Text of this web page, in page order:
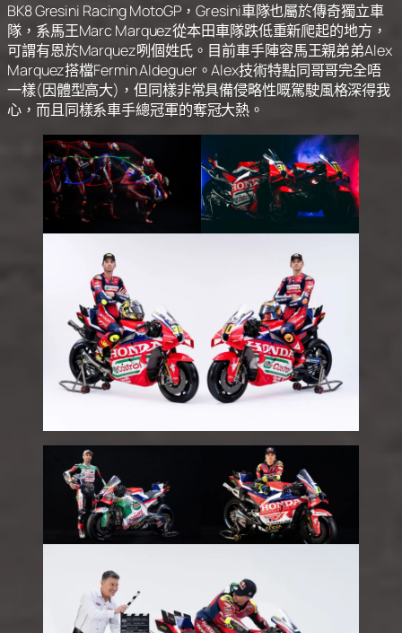
BK8 Gresini Racing MotoGP，Gresini車隊也屬於傳奇獨立車
隊，系馬王Marc Marquez從本田車隊跌低重新爬起的地方，
可謂有恩於Marquez咧個姓氏。目前車手陣容馬王親弟弟Alex
Marquez搭檔Fermin Aldeguer。Alex技術特點同哥哥完全唔
一樣(因體型高大)，但同樣非常具備侵略性嘅駕駛風格深得我
心，而且同樣系車手總冠軍的奪冠大熱。